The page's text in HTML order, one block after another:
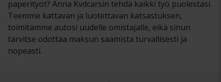
paperityöt? Anna Kvdcarsin tehdä kaikki työ puolestasi.
Teemme kattavan ja luotettavan katsastuksen,
toimitamme autosi uudelle omistajalle, eikä sinun
tarvitse odottaa maksun saamista turvallisesti ja
nopeasti.